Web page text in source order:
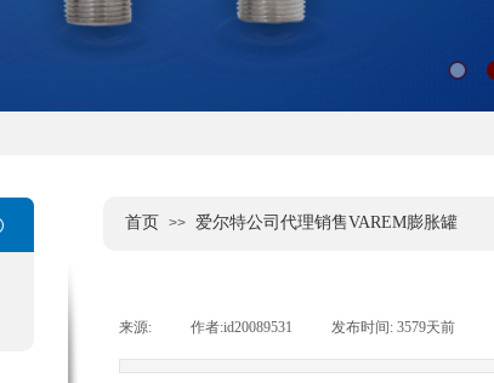
首页 >> 爱尔特公司代理销售VAREM膨胀罐
来源: 作者:id20089531 发布时间: 3579天前